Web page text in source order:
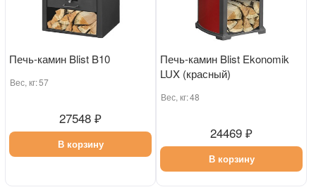
Печь-камин Blist B10
Вес, кг:57
27548 ₽
В корзину
Печь-камин Blist Ekonomik
LUX (красный)
Вес, кг:48
24469 ₽
В корзину